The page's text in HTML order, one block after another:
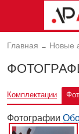
Главная → Новые
Комплектации
Фотографии